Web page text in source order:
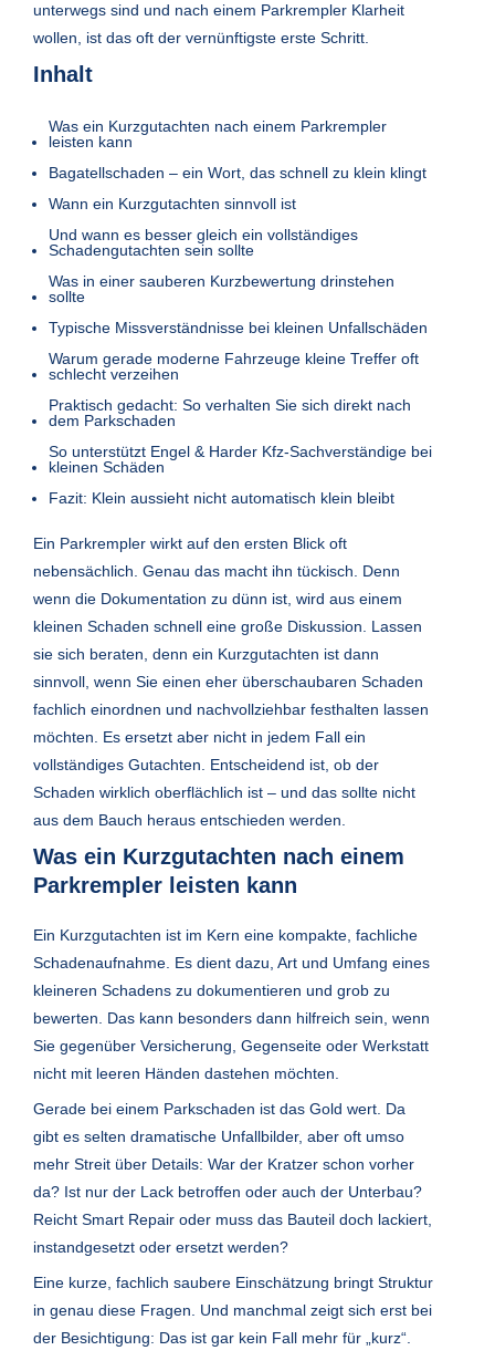
unterwegs sind und nach einem Parkrempler Klarheit
wollen, ist das oft der vernünftigste erste Schritt.
Inhalt
Was ein Kurzgutachten nach einem Parkrempler
leisten kann
Bagatellschaden – ein Wort, das schnell zu klein klingt
Wann ein Kurzgutachten sinnvoll ist
Und wann es besser gleich ein vollständiges
Schadengutachten sein sollte
Was in einer sauberen Kurzbewertung drinstehen
sollte
Typische Missverständnisse bei kleinen Unfallschäden
Warum gerade moderne Fahrzeuge kleine Treffer oft
schlecht verzeihen
Praktisch gedacht: So verhalten Sie sich direkt nach
dem Parkschaden
So unterstützt Engel & Harder Kfz-Sachverständige bei
kleinen Schäden
Fazit: Klein aussieht nicht automatisch klein bleibt
Ein Parkrempler wirkt auf den ersten Blick oft
nebensächlich. Genau das macht ihn tückisch. Denn
wenn die Dokumentation zu dünn ist, wird aus einem
kleinen Schaden schnell eine große Diskussion. Lassen
sie sich beraten, denn ein Kurzgutachten ist dann
sinnvoll, wenn Sie einen eher überschaubaren Schaden
fachlich einordnen und nachvollziehbar festhalten lassen
möchten. Es ersetzt aber nicht in jedem Fall ein
vollständiges Gutachten. Entscheidend ist, ob der
Schaden wirklich oberflächlich ist – und das sollte nicht
aus dem Bauch heraus entschieden werden.
Was ein Kurzgutachten nach einem
Parkrempler leisten kann
Ein Kurzgutachten ist im Kern eine kompakte, fachliche
Schadenaufnahme. Es dient dazu, Art und Umfang eines
kleineren Schadens zu dokumentieren und grob zu
bewerten. Das kann besonders dann hilfreich sein, wenn
Sie gegenüber Versicherung, Gegenseite oder Werkstatt
nicht mit leeren Händen dastehen möchten.
Gerade bei einem Parkschaden ist das Gold wert. Da
gibt es selten dramatische Unfallbilder, aber oft umso
mehr Streit über Details: War der Kratzer schon vorher
da? Ist nur der Lack betroffen oder auch der Unterbau?
Reicht Smart Repair oder muss das Bauteil doch lackiert,
instandgesetzt oder ersetzt werden?
Eine kurze, fachlich saubere Einschätzung bringt Struktur
in genau diese Fragen. Und manchmal zeigt sich erst bei
der Besichtigung: Das ist gar kein Fall mehr für „kurz“.